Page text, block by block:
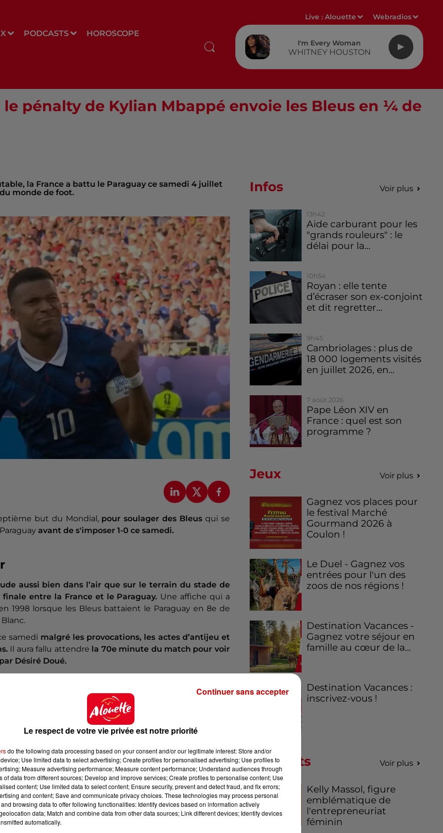
PODCASTS HOROSCOPE
Live :Alouette Webradios
I'm Every Woman
WHITNEY HOUSTON
pénalty de Kylian Mbappé envoie les Bleus en ¼ de
la France a battu le Paraguay ce samedi 4 juillet
monde de foot.
but du Mondial, pour soulager des Bleus qui se
avant de s'imposer 1-0 ce samedi.
aussi bien dans l’air que sur le terrain du stade de
entre la France et le Paraguay. Une affiche qui a
1998 lorsque les Bleus battaient le Paraguay en 8e de
samedi malgré les provocations, les actes d’antijeu et
Il aura fallu attendre la 70e minute du match pour voir
Désiré Doué.
les mains dans la merde, on va mettre les mains dans la
Et même à ce jeu-là, on a été meilleurs qu'eux
dépôt de cookies que vous avez exprimé. Si vous
accord en cliquant sur le bouton ci-dessous.
l'élément
Maroc
Infos Voir plus
13h42
Aide carburant pour les
"grands rouleurs" : le
délai pour la...
10h54
Royan : elle tente
d’écraser son ex-conjoint
et dit regretter...
9h45
Cambriolages : plus de
18 000 logements visités
en juillet 2026, en...
7 août 2026
Pape Léon XIV en
France : quel est son
programme ?
Jeux Voir plus
Gagnez vos places pour
le festival Marché
Gourmand 2026 à
Coulon !
Le Duel - Gagnez vos
entrées pour l'un des
zoos de nos régions !
Destination Vacances -
Gagnez votre séjour en
famille au cœur de la...
Destination Vacances :
inscrivez-vous !
Podcasts Voir plus
Kelly Massol, figure
emblématique de
l'entrepreneuriat
féminin
Le respect de votre vie privée est notre priorité
do the following data processing based on your consent and/or our legitimate interest: Store and/or
Use limited data to select advertising; Create profiles for personalised advertising; Use profiles to
Measure advertising performance; Measure content performance; Understand audiences through
of data from different sources; Develop and improve services; Create profiles to personalise content; Use
content; Use limited data to select content; Ensure security, prevent and detect fraud, and fix errors;
and content; Save and communicate privacy choices. These technologies may process personal
browsing data to offer following functionalities: Identify devices based on information actively
data; Match and combine data from other data sources; Link different devices; Identify devices
automatically.
Continuer sans accepter